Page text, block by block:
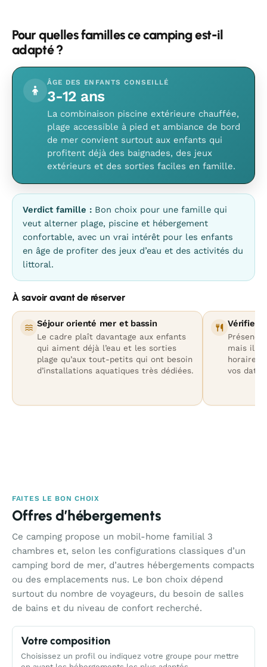
Pour quelles familles ce camping est-il
adapté ?
ÂGE DES ENFANTS CONSEILLÉ
3-12 ans
La combinaison piscine extérieure chauffée,
plage accessible à pied et ambiance de bord
de mer convient surtout aux enfants qui
profitent déjà des baignades, des jeux
extérieurs et des sorties faciles en famille.
Verdict famille : Bon choix pour une famille qui
veut alterner plage, piscine et hébergement
confortable, avec un vrai intérêt pour les enfants
en âge de profiter des jeux d’eau et des activités du
littoral.
À savoir avant de réserver
Séjour orienté mer et bassin
Le cadre plaît davantage aux enfants
qui aiment déjà l’eau et les sorties
plage qu’aux tout-petits qui ont besoin
d’installations aquatiques très dédiées.
Vérifier
mais il
horaires
vos
FAITES LE BON CHOIX
Offres d’hébergements
Ce camping propose un mobil-home familial 3
chambres et, selon les configurations classiques d’un
camping bord de mer, d’autres hébergements compacts
ou des emplacements nus. Le bon choix dépend
surtout du nombre de voyageurs, du besoin de salles
de bains et du niveau de confort recherché.
Votre composition
Choisissez un profil ou indiquez votre groupe pour mettre